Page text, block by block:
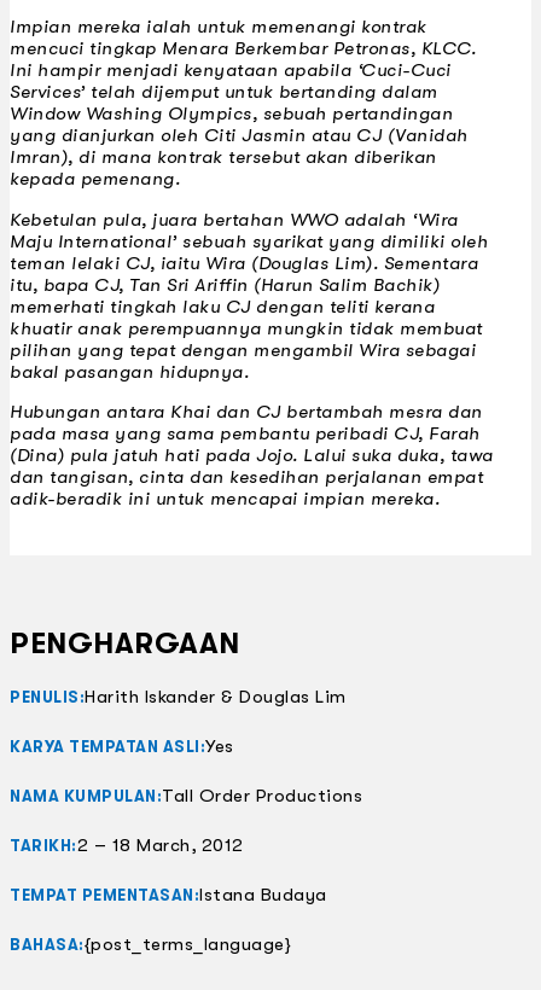
Impian mereka ialah untuk memenangi kontrak
mencuci tingkap Menara Berkembar Petronas, KLCC.
Ini hampir menjadi kenyataan apabila ‘Cuci-Cuci
Services’ telah dijemput untuk bertanding dalam
Window Washing Olympics, sebuah pertandingan
yang dianjurkan oleh Citi Jasmin atau CJ (Vanidah
Imran), di mana kontrak tersebut akan diberikan
kepada pemenang.
Kebetulan pula, juara bertahan WWO adalah ‘Wira
Maju International’ sebuah syarikat yang dimiliki oleh
teman lelaki CJ, iaitu Wira (Douglas Lim). Sementara
itu, bapa CJ, Tan Sri Ariffin (Harun Salim Bachik)
memerhati tingkah laku CJ dengan teliti kerana
khuatir anak perempuannya mungkin tidak membuat
pilihan yang tepat dengan mengambil Wira sebagai
bakal pasangan hidupnya.
Hubungan antara Khai dan CJ bertambah mesra dan
pada masa yang sama pembantu peribadi CJ, Farah
(Dina) pula jatuh hati pada Jojo. Lalui suka duka, tawa
dan tangisan, cinta dan kesedihan perjalanan empat
adik-beradik ini untuk mencapai impian mereka.
PENGHARGAAN
PENULIS:Harith Iskander & Douglas Lim
KARYA TEMPATAN ASLI:Yes
NAMA KUMPULAN:Tall Order Productions
TARIKH:2 – 18 March, 2012
TEMPAT PEMENTASAN:Istana Budaya
BAHASA:{post_terms_language}